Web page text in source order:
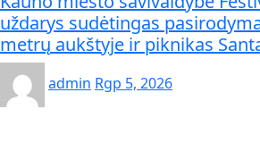
uždarys sudėtingas
metrų aukštyje ir piknikas
admin Rgp 5, 2026